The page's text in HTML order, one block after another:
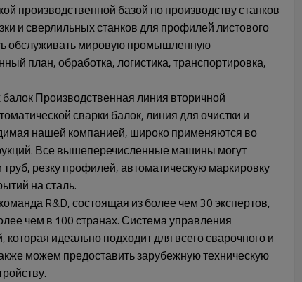
производственной базой по производству станков
и сверлильных станков для профилей листового
обслуживать мировую промышленную
план, обработка, логистика, транспортировка,
Производственная линия вторичной
сварки балок, линия для очистки и
нашей компанией, широко применяются во
Все вышеперечисленные машины могут
труб, резку профилей, автоматическую маркировку
на сталь.
R&D, состоящая из более чем 30 экспертов,
чем в 100 странах. Система управления
идеально подходит для всего сварочного и
можем предоставить зарубежную техническую